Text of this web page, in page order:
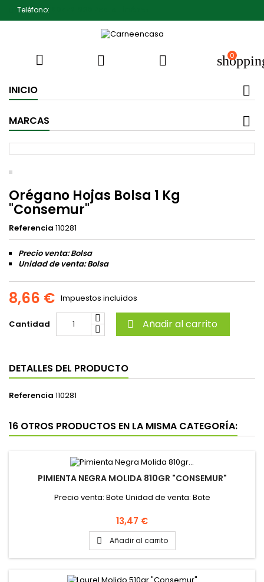
Teléfono:
   0
INICIO
MARCAS
Orégano Hojas Bolsa 1 Kg
"Consemur"
Referencia 110281
Precio venta: Bolsa
Unidad de venta: Bolsa
8,66 € Impuestos incluidos
Cantidad  Añadir al carrito
DETALLES DEL PRODUCTO
Referencia 110281
16 OTROS PRODUCTOS EN LA MISMA CATEGORÍA:
PIMIENTA NEGRA MOLIDA 810GR "CONSEMUR"
Precio venta: Bote Unidad de venta: Bote
Precio
13,47 €
 Añadir al carrito